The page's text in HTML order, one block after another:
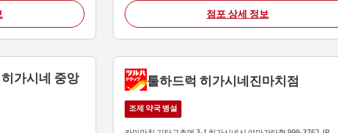
점포 상세 정보
가시네 중앙
툴하드럭 히가시네진마치점
조제 약국 병설